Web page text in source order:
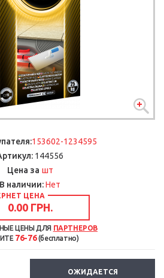
153602-1234595
144556
Цена за шт
В наличии:Нет
ЦЕНА
0.00 ГРН.
ЦЕНЫ ДЛЯ ПАРТНЕРОВ
76-76(бесплатно)
ОЖИДАЕТСЯ